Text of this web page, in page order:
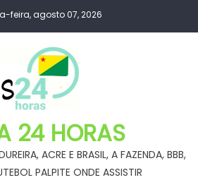
feira, agosto 07, 2026
24 HORAS
ACRE E BRASIL, A FAZENDA, BBB,
PALPITE ONDE ASSISTIR